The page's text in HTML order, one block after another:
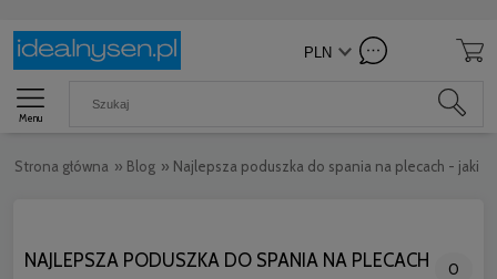
Menu
Strona główna » Blog » Najlepsza poduszka do spania na plecach - jaki
NAJLEPSZA PODUSZKA DO SPANIA NA PLECACH
0